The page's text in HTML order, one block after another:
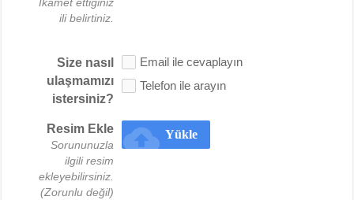
ili belirtiniz.
Size nasıl
ulaşmamızı
istersiniz?
Email ile cevaplayın
Telefon ile arayın
Resim Ekle
Sorununuzla
ilgili resim
ekleyebilirsiniz.
(Zorunlu değil)
cloud_upload Yükle